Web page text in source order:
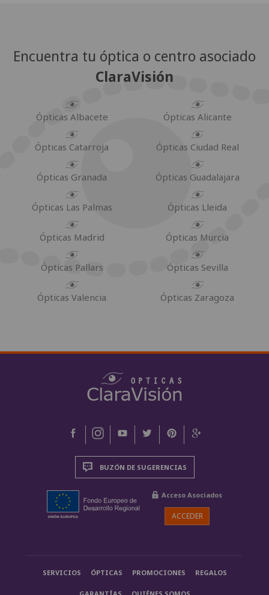
Encuentra tu óptica o centro asociado
ClaraVisión
Ópticas Albacete Ópticas Alicante
Ópticas Catarroja Ópticas Ciudad Real
Ópticas Granada Ópticas Guadalajara
Ópticas Las Palmas Ópticas Lleida
Ópticas Madrid Ópticas Murcia
Ópticas Pallars Ópticas Sevilla
Ópticas Valencia Ópticas Zaragoza
BUZÓN DE SUGERENCIAS
Acceso Asociados
ACCEDER
SERVICIOS ÓPTICAS PROMOCIONES REGALOS